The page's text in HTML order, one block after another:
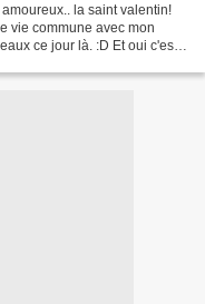
la saint valentin!
vie commune avec mon
ce jour là. :D Et oui c'est